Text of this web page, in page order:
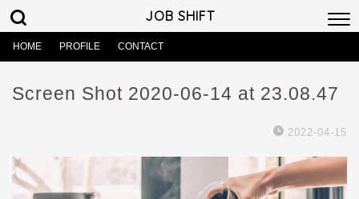
JOB SHIFT
HOME PROFILE CONTACT
Screen Shot 2020-06-14 at 23.08.47
2022-04-15